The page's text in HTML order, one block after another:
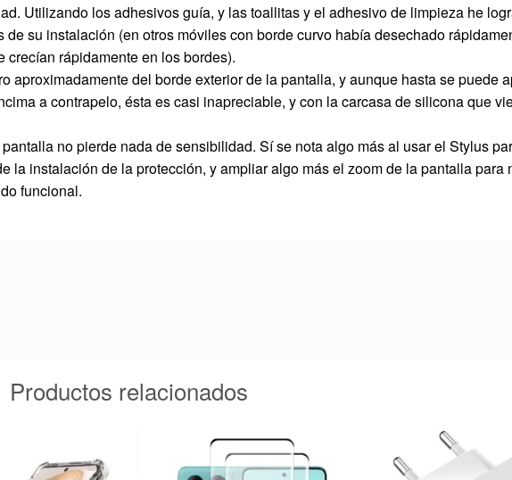
Utilizando los adhesivos guía, y las toallitas y el adhesivo de limpieza he
su instalación (en otros móviles con borde curvo había desechado
rápidamente en los bordes).
aproximadamente del borde exterior de la pantalla, y aunque hasta se puede
a contrapelo, ésta es casi inapreciable, y con la carcasa de silicona que
no pierde nada de sensibilidad. Sí se nota algo más al usar el Stylus
la instalación de la protección, y ampliar algo más el zoom de la pantalla para
funcional.
Productos relacionados